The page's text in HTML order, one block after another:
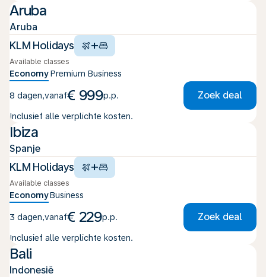
Aruba
Aruba
KLM Holidays +
Available classes
EconomyPremium Business
8 dagen,vanaf€ 999p.p. Zoek deal
Inclusief alle verplichte kosten.
Ibiza
Spanje
KLM Holidays +
Available classes
EconomyBusiness
3 dagen,vanaf€ 229p.p. Zoek deal
Inclusief alle verplichte kosten.
Bali
Indonesië